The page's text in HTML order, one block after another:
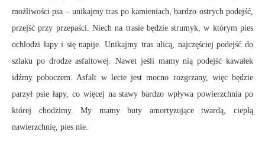
możliwości psa – unikajmy tras po kamieniach, bardzo ostrych podejść,
przejść przy przepaści. Niech na trasie będzie strumyk, w którym pies
ochłodzi łapy i się napije. Unikajmy tras ulicą, najczęściej podejść do
szlaku po drodze asfaltowej. Nawet jeśli mamy nią podejść kawałek
idźmy poboczem. Asfalt w lecie jest mocno rozgrzany, więc będzie
parzył psie łapy, co więcej na stawy bardzo wpływa powierzchnia po
której chodzimy. My mamy buty amortyzujące twardą, ciepłą
nawierzchnię, pies nie.